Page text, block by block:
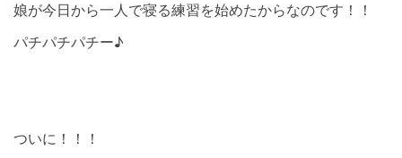
娘が今日から一人で寝る練習を始めたからなのです！！
パチパチパチー♪
ついに！！！